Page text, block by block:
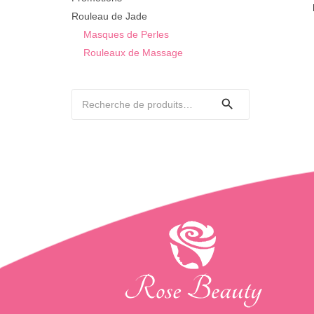
Rouleau de Jade
Masques de Perles
Rouleaux de Massage